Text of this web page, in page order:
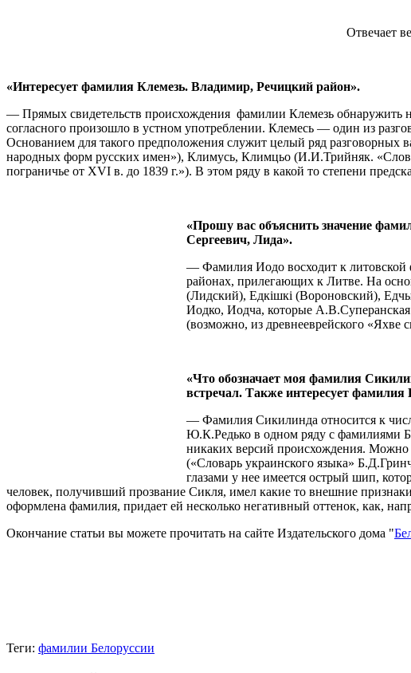
Отвечает
«Интересует фамилия Клемезь. Владимир, Речицкий район».
— Прямых свидетельств происхождения фамилии Клемезь обнаружить
согласного произошло в устном употреблении. Клемесь — один из
Основанием для такого предположения служит целый ряд
народных форм русских имен»), Климусь, Климцьо (И.И.Трийняк.
пограничье от ХVI в. до 1839 г.»). В этом ряду в какой то степени
«Прошу вас объяснить значение
Сергеевич, Лида».
— Фамилия Иодо восходит к литовской
районах, прилегающих к Литве. На
(Лидский), Едкiшкi (Вороновский),
Иодко, Иодча, которые
(возможно, из древнееврейского «Яхве
«Что обозначает моя фамилия
встречал. Также интересует
— Фамилия Сикилинда относится к
Ю.К.Редько в одном ряду с фамилиями
никаких версий происхождения. Можно
(«Словарь украинского языка»
глазами у нее имеется острый шип,
человек, получивший прозвание Сикля, имел какие то внешние
оформлена фамилия, придает ей несколько негативный оттенок, как,
Окончание статьи вы можете прочитать на сайте Издательского дома "
Теги: фамилии Белоруссии